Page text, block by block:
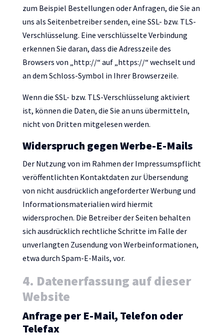
zum Beispiel Bestellungen oder Anfragen, die Sie an
uns als Seitenbetreiber senden, eine SSL- bzw. TLS-
Verschlüsselung. Eine verschlüsselte Verbindung
erkennen Sie daran, dass die Adresszeile des
Browsers von „http://“ auf „https://“ wechselt und
an dem Schloss-Symbol in Ihrer Browserzeile.
Wenn die SSL- bzw. TLS-Verschlüsselung aktiviert
ist, können die Daten, die Sie an uns übermitteln,
nicht von Dritten mitgelesen werden.
Widerspruch gegen Werbe-E-Mails
Der Nutzung von im Rahmen der Impressumspflicht
veröffentlichten Kontaktdaten zur Übersendung
von nicht ausdrücklich angeforderter Werbung und
Informationsmaterialien wird hiermit
widersprochen. Die Betreiber der Seiten behalten
sich ausdrücklich rechtliche Schritte im Falle der
unverlangten Zusendung von Werbeinformationen,
etwa durch Spam-E-Mails, vor.
4. Datenerfassung auf dieser
Website
Anfrage per E-Mail, Telefon oder
Telefax